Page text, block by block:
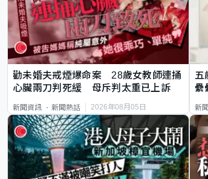
勸未婚夫戒煙爆命案 28歲女教師連捅
心臟兩刀判死緩 母斥判太重已上訴
新聞資訊 新聞熱話 2026年08月05日
五
纍
新